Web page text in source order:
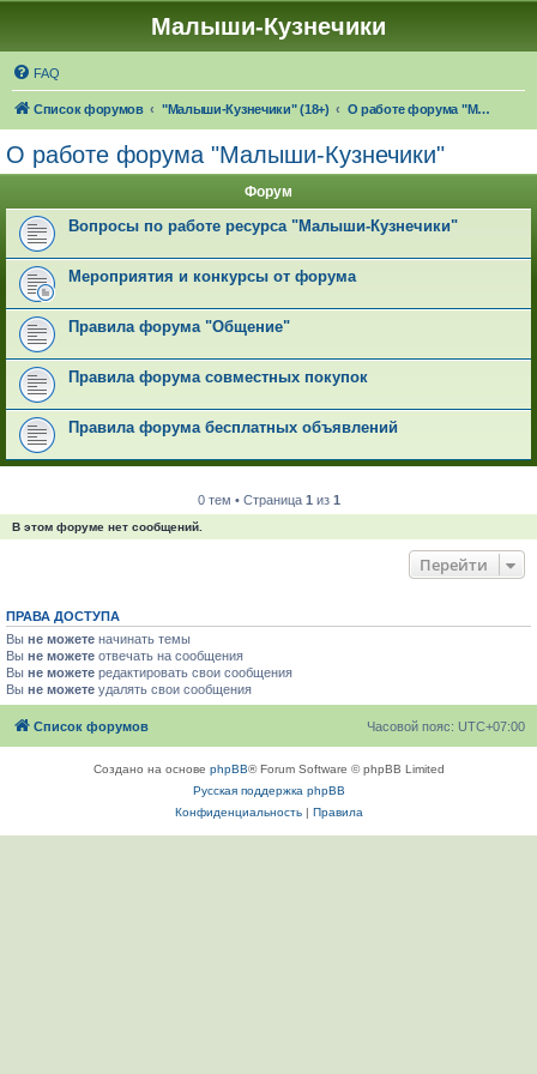
Малыши-Кузнечики
FAQ
Список форумов "Малыши-Кузнечики" (18+) О работе форума "Малыши-Кузнечики"
О работе форума "Малыши-Кузнечики"
Форум
Вопросы по работе ресурса "Малыши-Кузнечики"
Мероприятия и конкурсы от форума
Правила форума "Общение"
Правила форума совместных покупок
Правила форума бесплатных объявлений
0 тем • Страница 1 из 1
В этом форуме нет сообщений.
Перейти
ПРАВА ДОСТУПА
Вы не можете начинать темы
Вы не можете отвечать на сообщения
Вы не можете редактировать свои сообщения
Вы не можете удалять свои сообщения
Список форумов Часовой пояс: UTC+07:00
Создано на основе phpBB® Forum Software © phpBB Limited
Русская поддержка phpBB
Конфиденциальность| Правила